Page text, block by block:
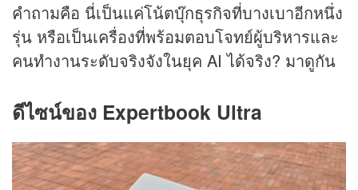
คำถามคือ นี่เป็นแค่โน้ตบุ๊กธุรกิจที่บางเบาอีกหนึ่ง
รุ่น หรือเป็นเครื่องที่พร้อมตอบโจทย์ผู้บริหารและ
คนทำงานระดับจริงจังในยุค AI ได้จริง? มาดูกัน
ดีไซน์ของ Expertbook Ultra